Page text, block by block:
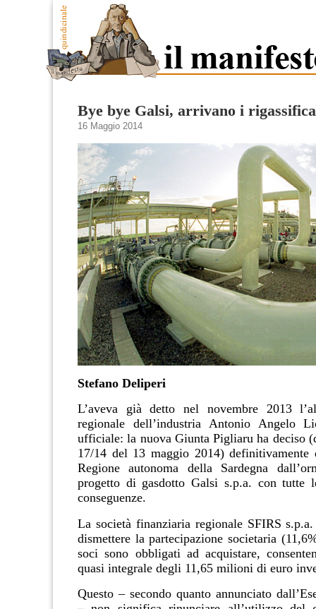
Bye bye Galsi, arrivano i
16 Maggio 2014
Stefano Deliperi
L’aveva già detto nel novembre 2013
regionale dell’industria Antonio Angelo
ufficiale: la nuova Giunta Pigliaru ha deciso
17/14 del 13 maggio 2014)
Regione autonoma della Sardegna
progetto di gasdotto Galsi s.p.a. con tutte
conseguenze.
La società finanziaria regionale SFIRS
dismettere la partecipazione societaria
soci sono obbligati ad acquistare,
quasi integrale degli 11,65 milioni di euro
Questo – secondo quanto annunciato